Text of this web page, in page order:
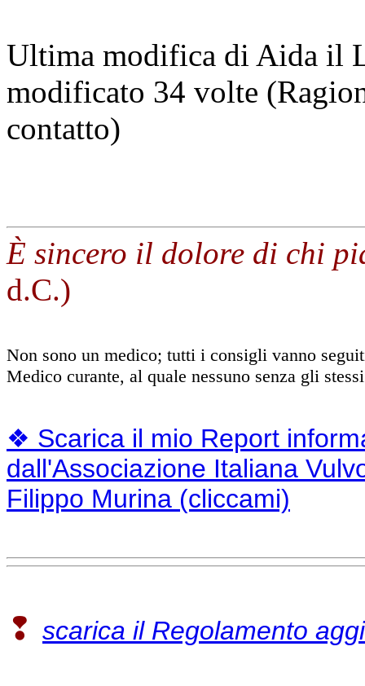
Ultima modifica di Aida il
modificato 34 volte
contatto)
È sincero il dolore di chi
d.C.)
Non sono un medico; tutti i consigli vanno
Medico curante, al quale nessuno senza gli
❖ Scarica il mio Report
dall'Associazione Italiana
Filippo Murina (cliccami)
❢ scarica il Regolamento